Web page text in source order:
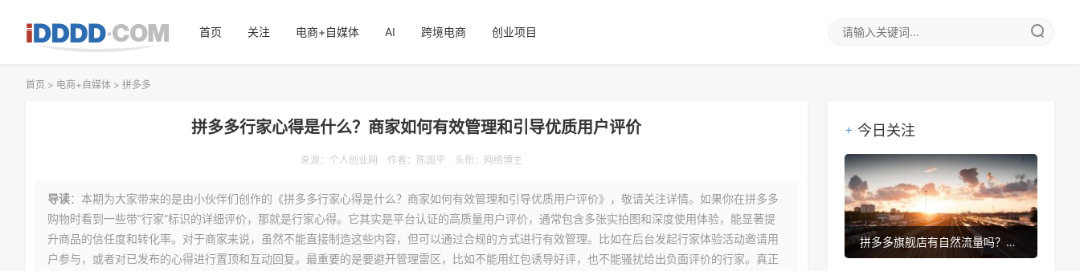
首页 关注 电商+自媒体 AI 跨境电商 创业项目
首页 > 电商+自媒体 > 拼多多
拼多多行家心得是什么？商家如何有效管理和引导优质用户评价
来源： 个人创业网 作者：陈国平 头衔：网络博主
导读：本期为大家带来的是由小伙伴们创作的《拼多多行家心得是什么？商家如何有效管理和引导优质用户评价》，敬请关注详情。如果你在拼多多
购物时看到一些带“行家”标识的详细评价，那就是行家心得。它其实是平台认证的高质量用户评价，通常包含多张实拍图和深度使用体验，能显著提
升商品的信任度和转化率。对于商家来说，虽然不能直接制造这些内容，但可以通过合规的方式进行有效管理。比如在后台发起行家体验活动邀请用
户参与，或者对已发布的心得进行置顶和互动回复。最重要的是要避开管理雷区，比如不能用红包诱导好评，也不能骚扰给出负面评价的行家。真正
今日关注
拼多多旗舰店有自然流量吗？有什么优势？